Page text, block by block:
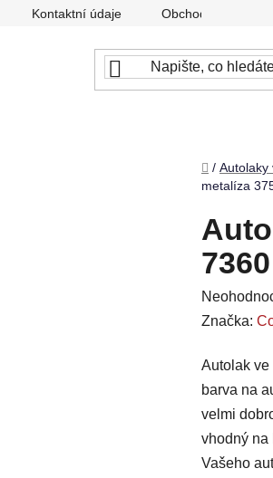
Kontaktní údaje Obchodní podmínky
Domů
/ Autolaky
metalíza
Průměrné
hodnocení
je
0,0
z
5
hvězdiček.
Značka:
Autolak ve
barva na
velmi
vhodný na
Vašeho